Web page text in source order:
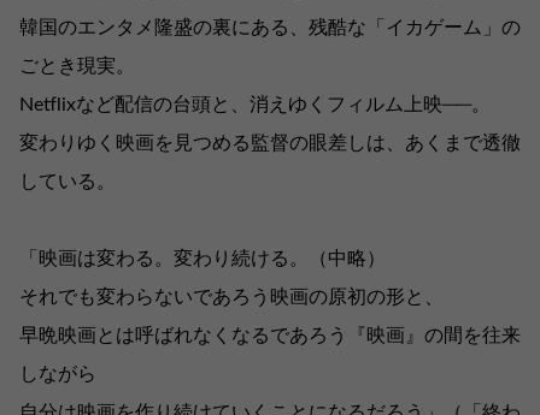
韓国のエンタメ隆盛の裏にある、残酷な「イカゲーム」の
ごとき現実。
Netflixなど配信の台頭と、消えゆくフィルム上映──。
変わりゆく映画を見つめる監督の眼差しは、あくまで透徹
している。
「映画は変わる。変わり続ける。（中略）
それでも変わらないであろう映画の原初の形と、
早晩映画とは呼ばれなくなるであろう『映画』の間を往来
しながら